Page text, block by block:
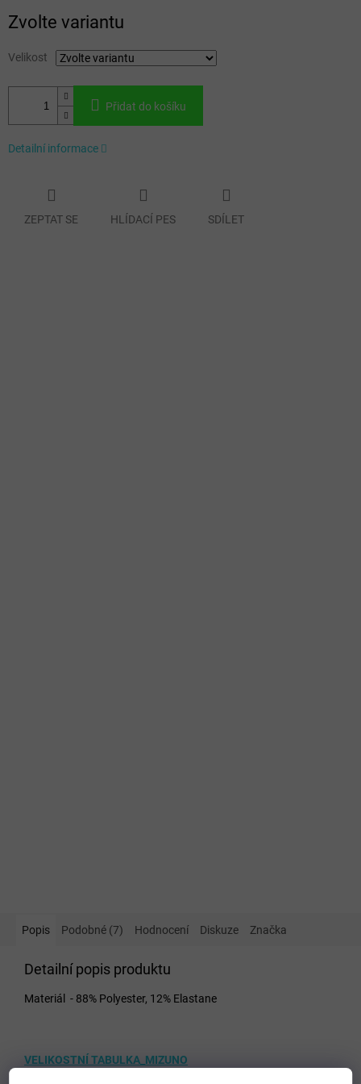
cena:
Zvolte variantu
Velikost
Přidat do košíku
Detailní informace
ZEPTAT SE HLÍDACÍ PES SDÍLET
Popis Podobné (7) Hodnocení Diskuze Značka
Detailní popis produktu
Materiál - 88% Polyester, 12% Elastane
VELIKOSTNÍ TABULKA_MIZUNO